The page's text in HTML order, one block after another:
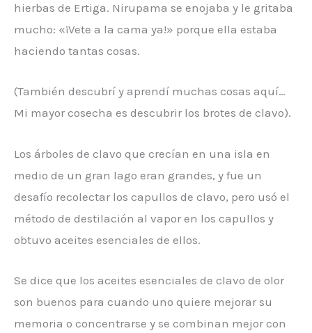
hierbas de Ertiga. Nirupama se enojaba y le gritaba
mucho: «¡Vete a la cama ya!» porque ella estaba
haciendo tantas cosas.
(También descubrí y aprendí muchas cosas aquí…
Mi mayor cosecha es descubrir los brotes de clavo).
Los árboles de clavo que crecían en una isla en
medio de un gran lago eran grandes, y fue un
desafío recolectar los capullos de clavo, pero usó el
método de destilación al vapor en los capullos y
obtuvo aceites esenciales de ellos.
Se dice que los aceites esenciales de clavo de olor
son buenos para cuando uno quiere mejorar su
memoria o concentrarse y se combinan mejor con